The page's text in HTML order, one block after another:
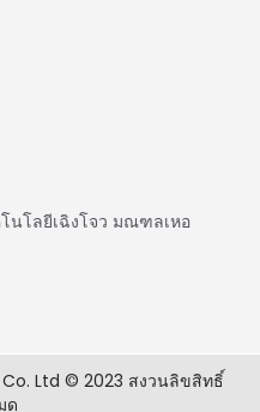
นโลยีเฉิงโจว มณฑลเหอ
Ltd © 2023 สงวนลิขสิทธิ์
ด